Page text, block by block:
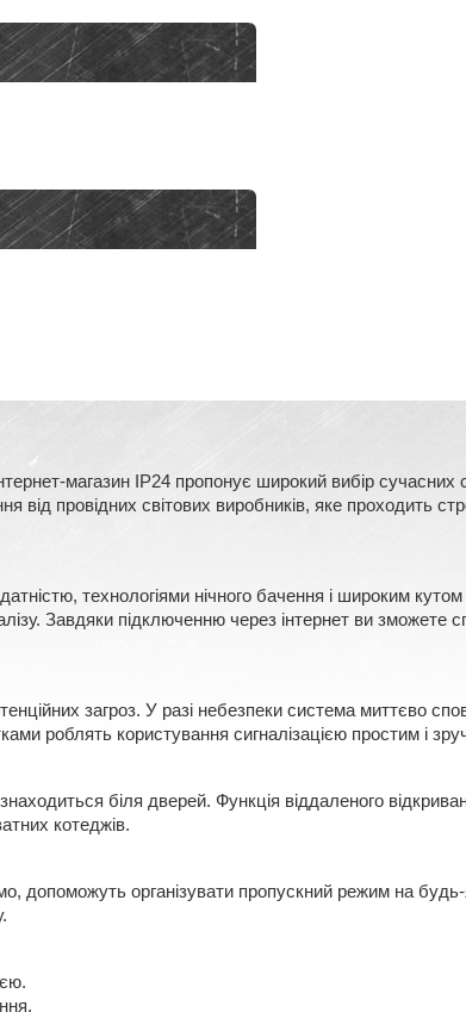
магазин IP24 пропонує широкий вибір сучасних
провідних світових виробників, яке проходить
технологіями нічного бачення і широким
Завдяки підключенню через інтернет ви зможете
загроз. У разі небезпеки система миттєво
роблять користування сигналізацією простим і
біля дверей. Функція віддаленого
котеджів.
допоможуть організувати пропускний режим на